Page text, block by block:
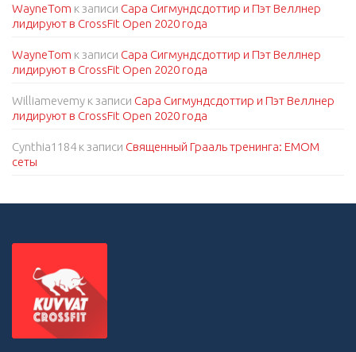
WayneTom к записи Сара Сигмундсдоттир и Пэт Веллнер
лидируют в CrossFit Open 2020 года
WayneTom к записи Сара Сигмундсдоттир и Пэт Веллнер
лидируют в CrossFit Open 2020 года
Williamevemy к записи Сара Сигмундсдоттир и Пэт Веллнер
лидируют в CrossFit Open 2020 года
Cynthia1184 к записи Священный Грааль тренинга: EMOM
сеты